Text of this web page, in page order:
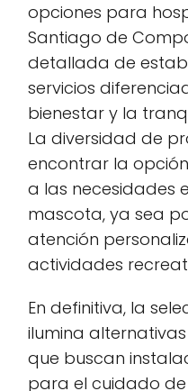
opciones para
Santiago de
detallada de
servicios
bienestar y la
La diversidad de
encontrar la
a las necesidades
mascota, ya sea
atención
actividades
En definitiva, la
ilumina
que buscan
para el cuidado